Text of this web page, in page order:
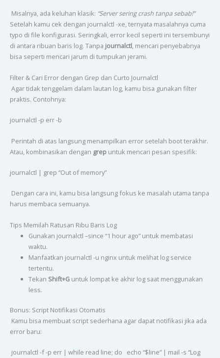
Misalnya, ada keluhan klasik: “Server sering crash tanpa sebab!”
Setelah kamu cek dengan journalctl -xe, ternyata masalahnya cuma
typo di file konfigurasi. Seringkali, error kecil seperti ini tersembunyi
di antara ribuan baris log. Tanpa journalctl, mencari penyebabnya
bisa seperti mencari jarum di tumpukan jerami.
Filter & Cari Error dengan Grep dan Curto Journalctl
Agar tidak tenggelam dalam lautan log, kamu bisa gunakan filter
praktis. Contohnya:
journalctl -p err -b
Perintah di atas langsung menampilkan error setelah boot terakhir.
Atau, kombinasikan dengan grepuntuk mencari pesan spesifik:
journalctl | grep “Out of memory”
Dengan cara ini, kamu bisa langsung fokus ke masalah utama tanpa
harus membaca semuanya.
Tips Memilah Ratusan Ribu Baris Log
Gunakan journalctl –since “1 hour ago” untuk membatasi
waktu.
Manfaatkan journalctl -u nginx untuk melihat log service
tertentu.
Tekan Shift+Guntuk lompat ke akhir log saat menggunakan
less.
Bonus: Script Notifikasi Otomatis
Kamu bisa membuat script sederhana agar dapat notifikasi jika ada
error baru:
journalctl -f -p err | while read line; do echo “$line” | mail -s “Log